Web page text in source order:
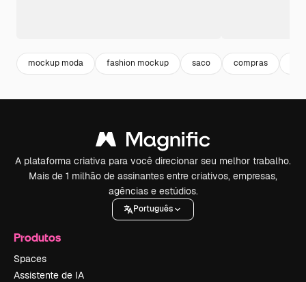
mockup moda fashion mockup saco compras
A plataforma criativa para você direcionar seu melhor trabalho.
Mais de 1 milhão de assinantes entre criativos, empresas,
agências e estúdios.
Português
Produtos
Spaces
Assistente de IA